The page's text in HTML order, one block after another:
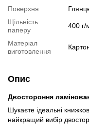
Поверхня
Щільність
паперу
400 г/
Матеріал
виготовлення
Опис
Двостороння
Шукаєте ідеальні
найкращий вибір